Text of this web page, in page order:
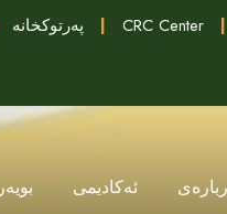
|
CRC Center
| پەرتوکخانە
ئەکادیمی بویەر